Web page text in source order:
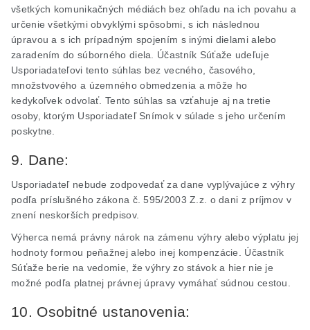
všetkých komunikačných médiách bez ohľadu na ich povahu a
určenie všetkými obvyklými spôsobmi, s ich následnou
úpravou a s ich prípadným spojením s inými dielami alebo
zaradením do súborného diela. Účastník Súťaže udeľuje
Usporiadateľovi tento súhlas bez vecného, časového,
množstvového a územného obmedzenia a môže ho
kedykoľvek odvolať. Tento súhlas sa vzťahuje aj na tretie
osoby, ktorým Usporiadateľ Snímok v súlade s jeho určením
poskytne.
9. Dane:
Usporiadateľ nebude zodpovedať za dane vyplývajúce z výhry
podľa príslušného zákona č. 595/2003 Z.z. o dani z príjmov v
znení neskorších predpisov.
Výherca nemá právny nárok na zámenu výhry alebo výplatu jej
hodnoty formou peňažnej alebo inej kompenzácie. Účastník
Súťaže berie na vedomie, že výhry zo stávok a hier nie je
možné podľa platnej právnej úpravy vymáhať súdnou cestou.
10. Osobitné ustanovenia: